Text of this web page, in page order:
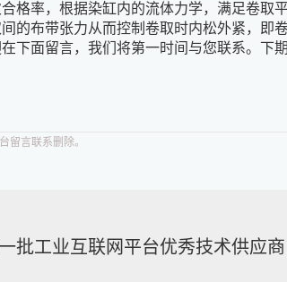
格率，根据染缸内的流体力学，满足卷取
的布带张力从而控制卷取时内松外紧，即
下面留言，我们将第一时间与您联系。下
留言联系删除。
批工业互联网平台优秀技术供应商